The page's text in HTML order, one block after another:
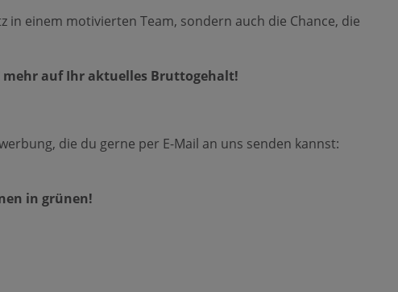
einem motivierten Team, sondern auch die Chance, die
mehr auf Ihr aktuelles Bruttogehalt!
die du gerne per E-Mail an uns senden kannst:
in grünen!